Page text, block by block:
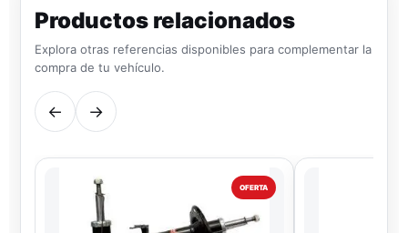
Productos relacionados
Explora otras referencias disponibles para complementar la
compra de tu vehículo.
← →
OFERTA